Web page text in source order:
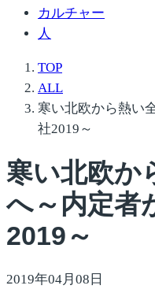
カルチャー
人
TOP
ALL
寒い北欧から熱い
社2019～
寒い北欧か
へ～内定者
2019～
2019年04月08日